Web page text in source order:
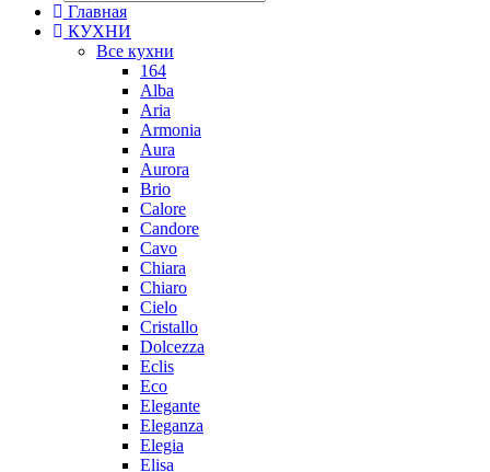
Главная
КУХНИ
Все кухни
164
Alba
Aria
Armonia
Aura
Aurora
Brio
Calore
Candore
Cavo
Chiara
Chiaro
Cielo
Cristallo
Dolcezza
Eclis
Eco
Elegante
Eleganza
Elegia
Elisa